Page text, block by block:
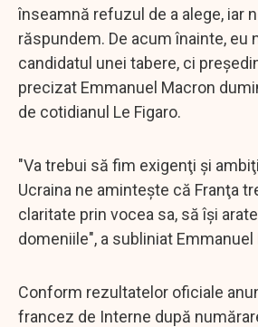
înseamnă refuzul de a alege, iar
răspundem. De acum înainte, eu
candidatul unei tabere, ci
precizat Emmanuel Macron
de cotidianul Le Figaro.
"Va trebui să fim exigenţi şi
Ucraina ne aminteşte că Franţa
claritate prin vocea sa, să îşi
domeniile", a subliniat Emmanuel
Conform rezultatelor oficiale
francez de Interne după